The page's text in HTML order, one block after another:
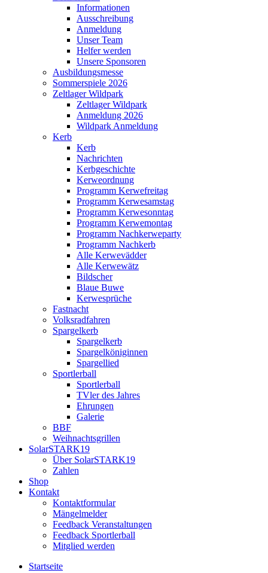
Informationen
Ausschreibung
Anmeldung
Unser Team
Helfer werden
Unsere Sponsoren
Ausbildungsmesse
Sommerspiele 2026
Zeltlager Wildpark
Zeltlager Wildpark
Anmeldung 2026
Wildpark Anmeldung
Kerb
Kerb
Nachrichten
Kerbgeschichte
Kerweordnung
Programm Kerwefreitag
Programm Kerwesamstag
Programm Kerwesonntag
Programm Kerwemontag
Programm Nachkerweparty
Programm Nachkerb
Alle Kerwevädder
Alle Kerwewätz
Bildscher
Blaue Buwe
Kerwesprüche
Fastnacht
Volksradfahren
Spargelkerb
Spargelkerb
Spargelköniginnen
Spargellied
Sportlerball
Sportlerball
TVler des Jahres
Ehrungen
Galerie
BBF
Weihnachtsgrillen
SolarSTARK19
Über SolarSTARK19
Zahlen
Shop
Kontakt
Kontaktformular
Mängelmelder
Feedback Veranstaltungen
Feedback Sportlerball
Mitglied werden
Startseite